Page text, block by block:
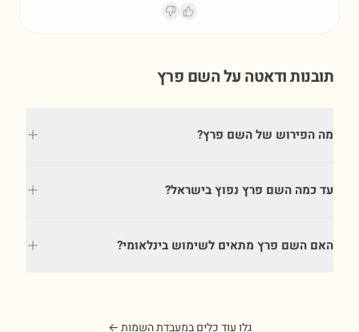
תובנות ודאטה על השם פרץ
מה הפירוש של השם פרץ?
עד כמה השם פרץ נפוץ בישראל?
האם השם פרץ מתאים לשימוש בינלאומי?
גלו עוד כלים במעבדת השמות ←